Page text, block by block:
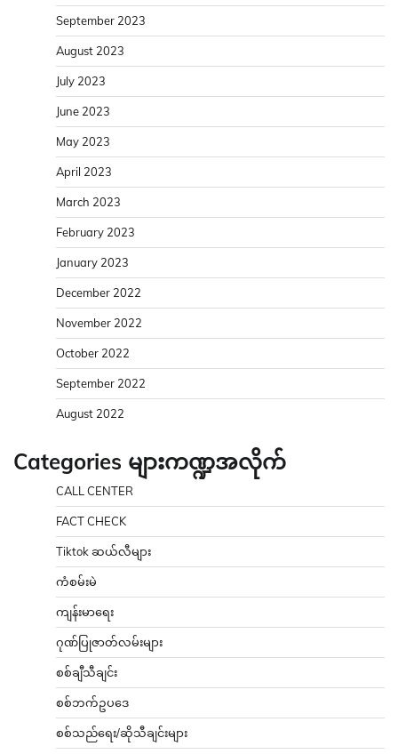
September 2023
August 2023
July 2023
June 2023
May 2023
April 2023
March 2023
February 2023
January 2023
December 2022
November 2022
October 2022
September 2022
August 2022
Categories များကဏ္ဍအလိုက်
CALL CENTER
FACT CHECK
Tiktok ဆယ်လီများ
ကံစမ်းမဲ
ကျန်းမာရေး
ဂုဏ်ပြုဇာတ်လမ်းများ
စစ်ချီသီချင်း
စစ်ဘက်ဥပဒေ
စစ်သည်ရေး/ဆိုသီချင်းများ